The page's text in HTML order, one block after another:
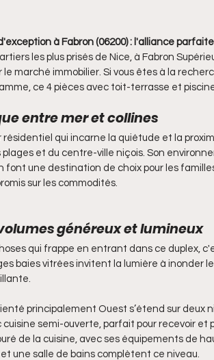
à Fabron (06200) : l'alliance
les plus prisés de Nice, à Fabron
le marché immobilier. Si vous êtes à la
ce 4 pièces avec toit-terrasse et
entre mer et collines
résidentiel qui incarne la quiétude et la
et du centre-ville niçois. Son
font une destination de choix pour les
sur les commodités.
généreux et lumineux
qui frappe en entrant dans ce duplex,
baies vitrées invitent la lumière à inonder
principalement Ouest s’étend sur deux
cuisine semi-ouverte, parfait pour recevoir
de la cuisine, avec ses équipements de
une salle de bains complètent ce niveau.